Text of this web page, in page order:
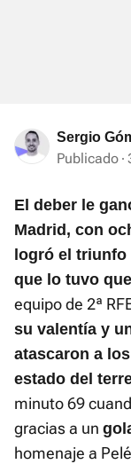
Sergio
Publicado
El deber le
Madrid, con
logró el
que lo tuvo
equipo de 2ª
su valentía y
atascaron a
estado del
minuto 69
gracias a un
homenaje a